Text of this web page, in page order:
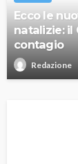
Ecco le
natalizie: il
contagio
Redazione